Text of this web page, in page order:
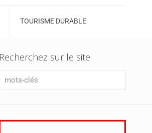
TOURISME DURABLE
Recherchez sur le site